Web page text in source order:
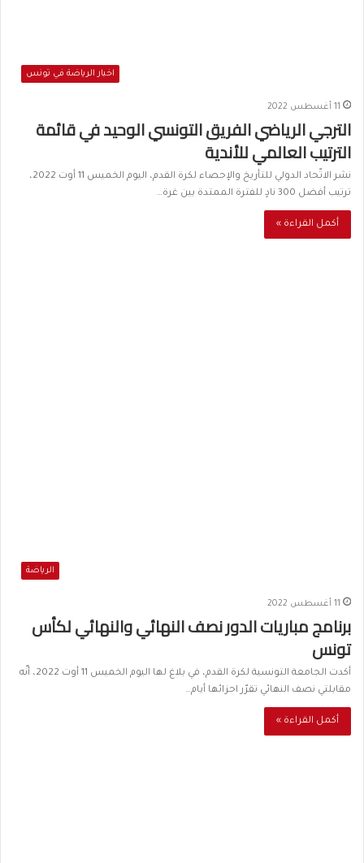
اخبار الرياضة في تونس
11 أغسطس 2022
الترجي الرياضي الفريق التونسي الوحيد في قائمة
الترتيب العالمي للأندية
نشر الاتّحاد الدولي للتأريخ والإحصاء لكرة القدم، اليوم الخميس 11 أوت 2022،
ترتيب أفضل 300 نادٍ للفترة الممتدة بين غرة…
أكمل القراءة »
الرياضة
11 أغسطس 2022
برنامج مباريات الدور نصف النهائي والنهائي لكأس
تونس
أكدت الجامعة التونسية لكرة القدم، في بلاغ لها اليوم الخميس 11 أوت 2022، أنّه
مقابلتي نصف النهائي تقرّر احزائها أيام…
أكمل القراءة »